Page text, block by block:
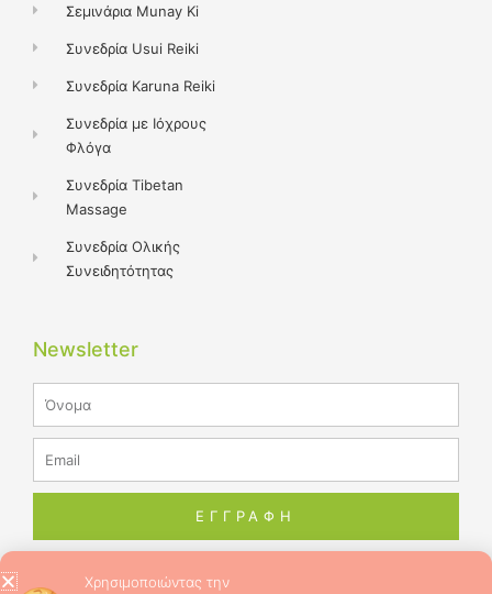
Σεμινάρια Munay Ki
Συνεδρία Usui Reiki
Συνεδρία Karuna Reiki
Συνεδρία με Ιόχρους
Φλόγα
Συνεδρία Tibetan
Massage
Συνεδρία Ολικής
Συνειδητότητας
Newsletter
ΕΓΓΡΑΦΗ
Χρησιμοποιώντας την